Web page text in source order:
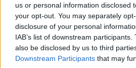
us or personal information disclosed
your opt-out. You may separately
disclosure of your personal
IAB’s list of downstream
also be disclosed by us to third
Downstream Participants that may
Oggi lo possiamo ammirare in tutta la
arcate in pietra arenaria e i possenti
piano di calpestio. Nel corso dei secoli
compiuti interventi di rinforzo e
piloni, messi a dura prova dalle piene
Ma la fama di cui oggi gode il ponte è